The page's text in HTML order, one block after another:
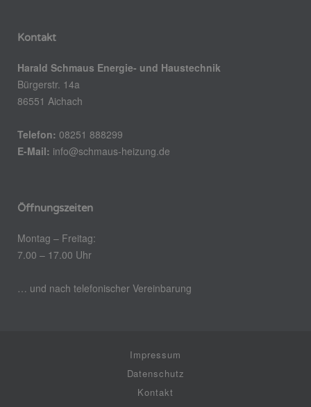
Kontakt
Harald Schmaus Energie- und Haustechnik
Bürgerstr. 14a
86551 Aichach
Telefon: 08251 888299
E-Mail: info@schmaus-heizung.de
Öffnungszeiten
Montag – Freitag:
7.00 – 17.00 Uhr
… und nach telefonischer Vereinbarung
Impressum
Datenschutz
Kontakt